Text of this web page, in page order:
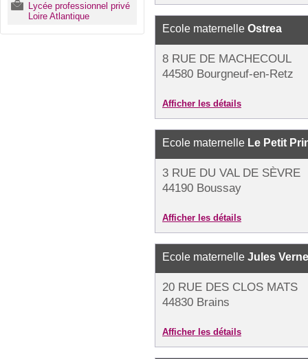
Lycée professionnel privé
Loire Atlantique
Ecole maternelle Ostrea
8 RUE DE MACHECOUL
44580 Bourgneuf-en-Retz
Afficher les détails
Ecole maternelle Le Petit
3 RUE DU VAL DE SÈVRE
44190 Boussay
Afficher les détails
Ecole maternelle Jules Verne
20 RUE DES CLOS MATS
44830 Brains
Afficher les détails